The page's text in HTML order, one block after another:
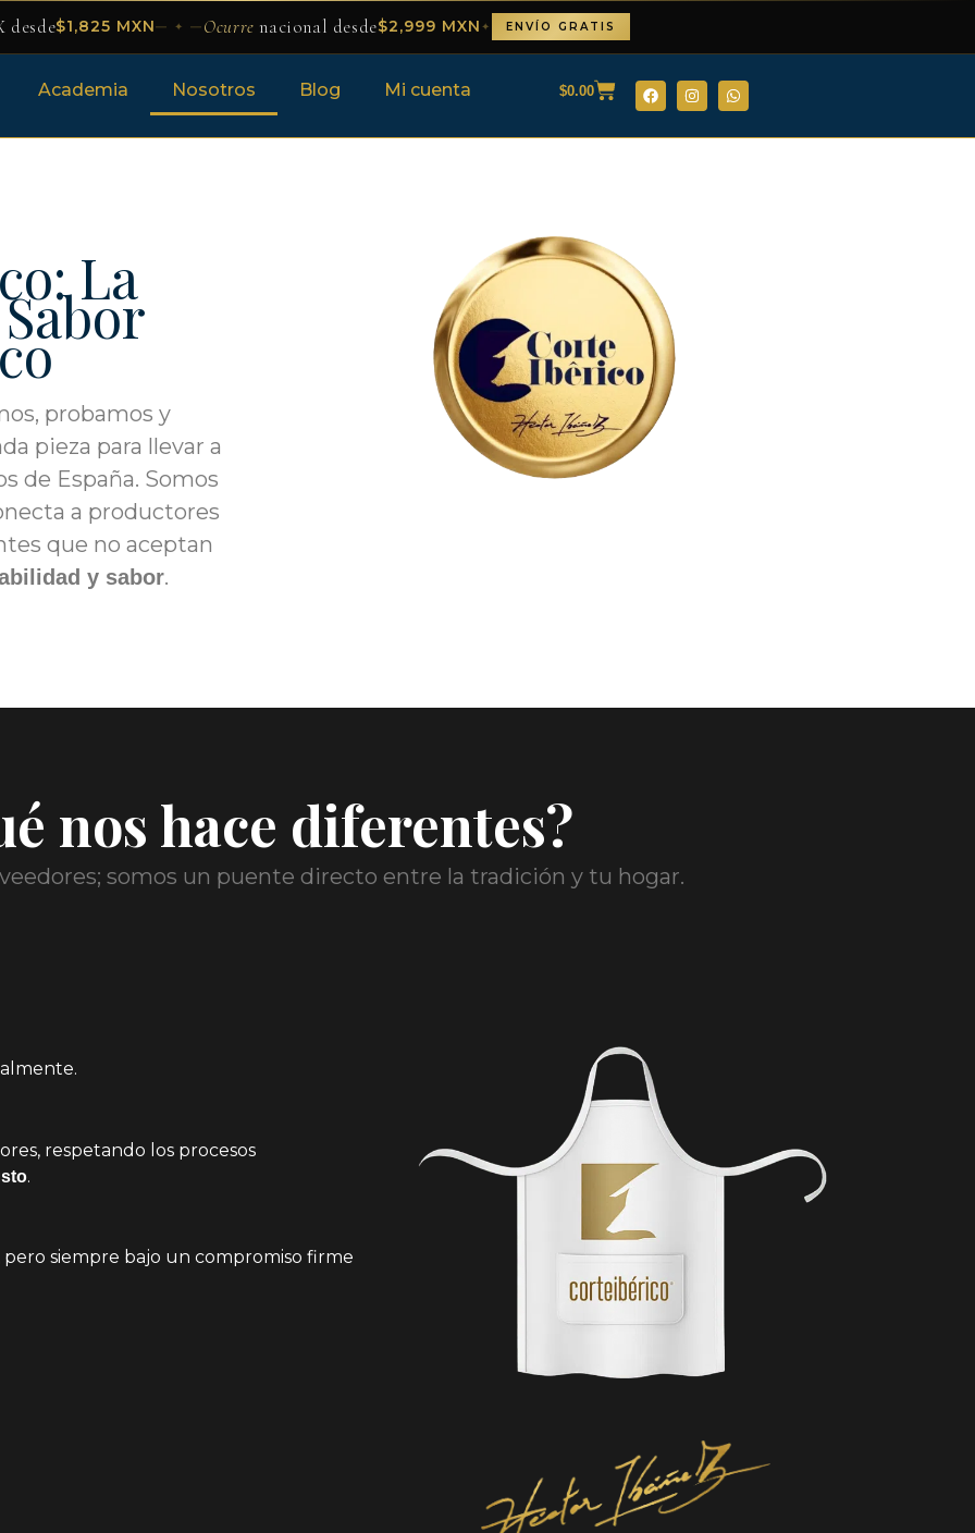
desde$1,825 MXN— ✦ — Ocurre nacional desde$2,999 MXN ✦ ENVÍO GRATIS
Academia Nosotros Blog Mi cuenta $0.00
La
probamos y
pieza para llevar a
de España. Somos
a productores
que no aceptan
y sabor.
nos hace diferentes?
somos un puente directo entre la tradición y tu hogar.
respetando los procesos
.
siempre bajo un compromiso firme